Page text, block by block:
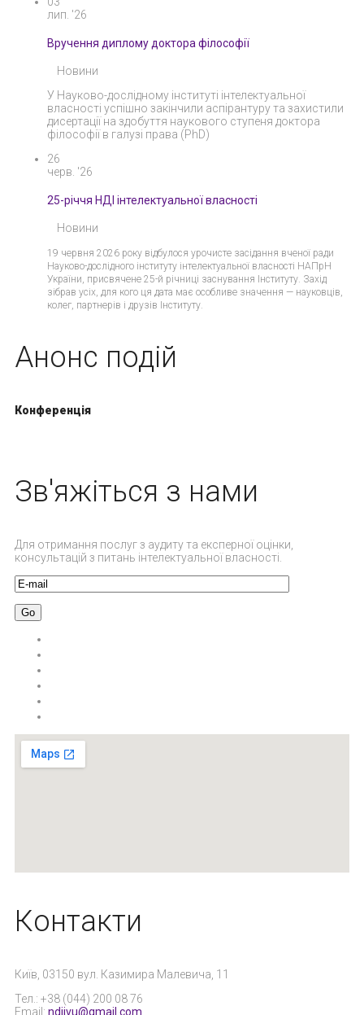
лип. '26
Вручення диплому доктора філософії
Новини
У Науково-дослідному інституті інтелектуальної
власності успішно закінчили аспірантуру та захистили
дисертації на здобуття наукового ступеня доктора
філософії в галузі права (PhD)
26
черв. '26
25-річчя НДІ інтелектуальної власності
Новини
19 червня 2026 року відбулося урочисте засідання вченої ради
Науково-дослідного інституту інтелектуальної власності НАПрН
України, присвячене 25-й річниці заснування Інституту. Захід
зібрав усіх, для кого ця дата має особливе значення — науковців,
колег, партнерів і друзів Інституту.
Анонс подій
Конференція
Зв'яжіться з нами
Для отримання послуг з аудиту та експерної оцінки,
консультацій з питань інтелектуальної власності.
Контакти
Київ, 03150 вул. Казимира Малевича, 11
Тел.: +38 (044) 200 08 76
Email: ndiivu@gmail.com